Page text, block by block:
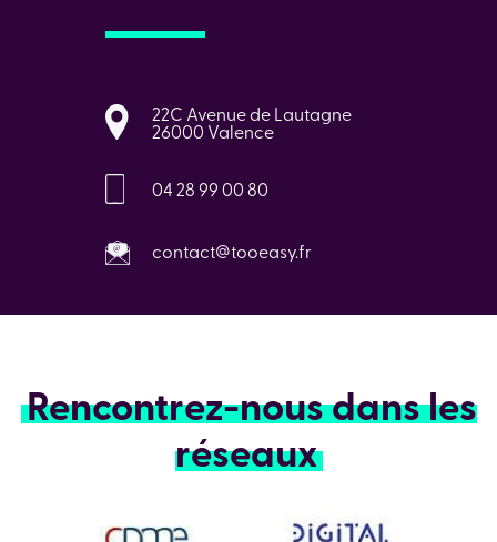
22C Avenue de Lautagne
26000 Valence
04 28 99 00 80
contact@tooeasy.fr
Rencontrez-nous dans les
réseaux